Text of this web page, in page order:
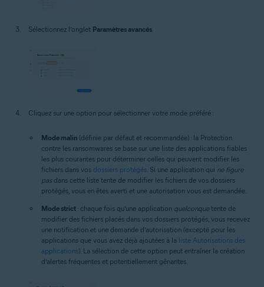
Sélectionnez l’onglet Paramètres avancés
Cliquez sur une option pour sélectionner votre mode préféré :
Mode malin (définie par défaut et recommandée) : la Protection
contre les ransomwares se base sur une liste des applications fiables
les plus courantes pour déterminer celles qui peuvent modifier les
fichiers dans vos dossiers protégés . Si une application qui ne figure
pasdans cette liste tente de modifier les fichiers de vos dossiers
protégés, vous en êtes averti et une autorisation vous est demandée.
Mode strict : chaque fois qu’une application quelconquetente de
modifier des fichiers placés dans vos dossiers protégés, vous recevez
une notification et une demande d’autorisation (excepté pour les
applications que vous avez déjà ajoutées à la liste Autorisations des
applications). La sélection de cette option peut entraîner la création
d’alertes fréquentes et potentiellement gênantes.